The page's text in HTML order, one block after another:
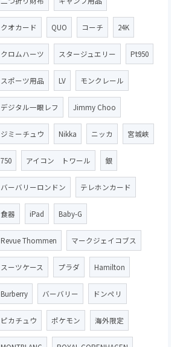
クオカード QUO コーチ 24K
クロムハーツ スタージュエリー Pt950
スポーツ用品 LV モンクレール
デジタル一眼レフ Jimmy Choo
ジミーチュウ Nikka ニッカ 宮城峡
750 アイコン トワール 銀
バーバリーロンドン テレホンカード
食器 iPad Baby-G
Revue Thommen マークジェイコブス
スーツケース プラダ Hamilton
Burberry バーバリー ドンペリ
ピカチュウ ポケモン 海外限定